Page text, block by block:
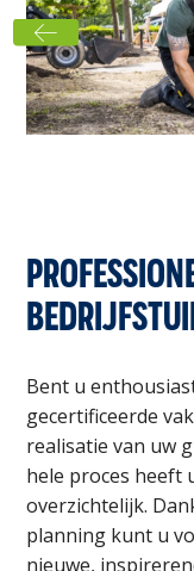
Bent u
gecertificeerde
realisatie van uw
hele proces heeft
overzichtelijk.
planning kunt u
nieuwe,